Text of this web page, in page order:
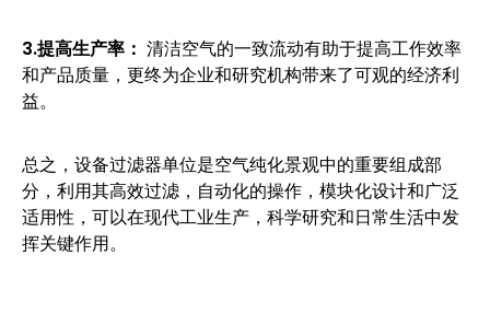
3.提高生产率： 清洁空气的一致流动有助于提高工作效率
和产品质量，更终为企业和研究机构带来了可观的经济利
益。
总之，设备过滤器单位是空气纯化景观中的重要组成部
分，利用其高效过滤，自动化的操作，模块化设计和广泛
适用性，可以在现代工业生产，科学研究和日常生活中发
挥关键作用。